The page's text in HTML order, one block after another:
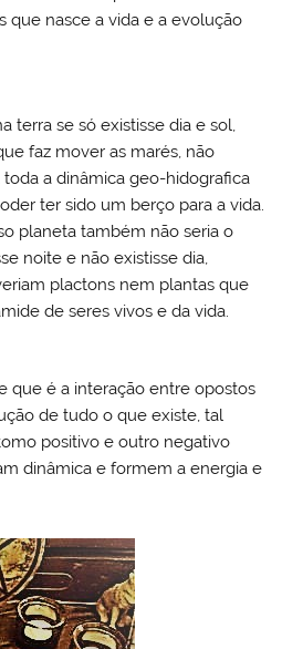
que nasce a vida e a evolução
terra se só existisse dia e sol,
faz mover as marés, não
a dinâmica geo-hidografica
ter sido um berço para a vida.
planeta também não seria o
noite e não existisse dia,
plactons nem plantas que
de seres vivos e da vida.
que é a interação entre opostos
de tudo o que existe, tal
positivo e outro negativo
dinâmica e formem a energia e